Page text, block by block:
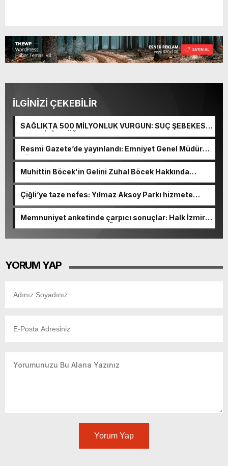
İLGİNİZİ ÇEKEBİLİR
SAĞLIKTA 500 MİLYONLUK VURGUN: SUÇ ŞEBEKESİ
KAÇIŞ İÇİN DÜĞMEYE BASTI!
Resmi Gazete’de yayınlandı: Emniyet Genel Müdürü
görevden alındı!
Muhittin Böcek'in Gelini Zuhal Böcek Hakkında
Gözaltı Kararı!
Çiğli’ye taze nefes: Yılmaz Aksoy Parkı hizmete
Memnuniyet anketinde çarpıcı sonuçlar: Halk İzmirli
başkanlardan memnun, Ömer Eşki ilk sırada
YORUM YAP
Yorum Yap